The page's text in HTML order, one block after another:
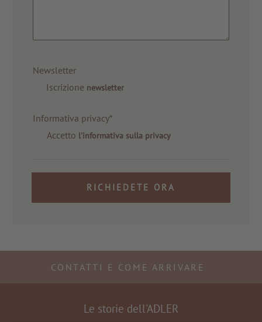
Newsletter
Iscrizione newsletter
Informativa privacy*
Accetto l’informativa sulla privacy
RICHIEDETE ORA
CONTATTI E COME ARRIVARE
Le storie dell'ADLER